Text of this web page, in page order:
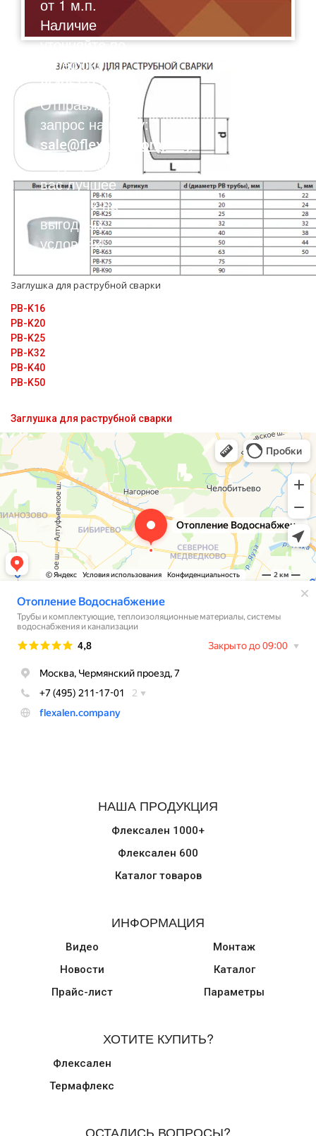
от 1 м.п.
Наличие
уточняйте по
телефону:
8(495)211-17-01
Отправляйте
запрос на почту:
sale@flexalen.company
Подберем для
вас лучшее
решение на
выгодных
условиях!
Заглушка для раструбной сварки
PB-K16
PB-K20
PB-K25
PB-K32
PB-K40
PB-K50
Заглушка для раструбной сварки
НАША ПРОДУКЦИЯ
Флексален 1000+
Флексален 600
Каталог товаров
ИНФОРМАЦИЯ
Видео
Новости
Прайс-лист
Монтаж
Каталог
Параметры
ХОТИТЕ КУПИТЬ?
Флексален
Термафлекс
ОСТАЛИСЬ ВОПРОСЫ?